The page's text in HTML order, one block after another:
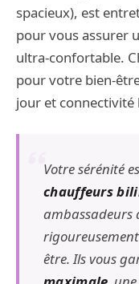
spacieux), est
pour vous assurer
ultra-confortable.
pour votre bien-
jour et connectivité
Votre sérénité
chauffeurs
ambassadeurs
être. Ils vous